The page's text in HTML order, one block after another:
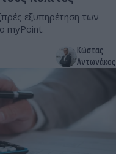
εξυπηρέτηση των
myPoint.
Κώστας
Αντωνάκος